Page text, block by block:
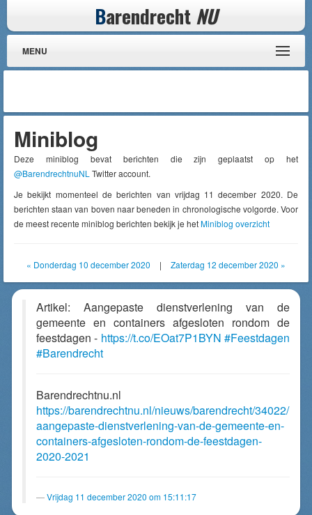
Barendrecht NU
MENU
Miniblog
Deze miniblog bevat berichten die zijn geplaatst op het
@BarendrechtnuNL Twitter account.
Je bekijkt momenteel de berichten van vrijdag 11 december 2020. De
berichten staan van boven naar beneden in chronologische volgorde. Voor
de meest recente miniblog berichten bekijk je hetMiniblog overzicht
« Donderdag 10 december 2020 | Zaterdag 12 december 2020 »
Artikel: Aangepaste dienstverlening van de
gemeente en containers afgesloten rondom de
feestdagen - https://t.co/EOat7P1BYN #Feestdagen
#Barendrecht
Barendrechtnu.nl
https://barendrechtnu.nl/nieuws/barendrecht/34022/
aangepaste-dienstverlening-van-de-gemeente-en-
containers-afgesloten-rondom-de-feestdagen-
2020-2021
Vrijdag 11 december 2020 om 15:11:17